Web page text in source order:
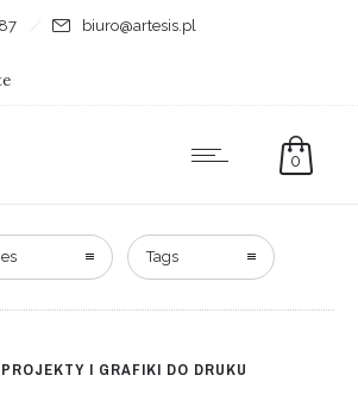
biuro@artesis.pl
0
Tags
I GRAFIKI DO DRUKU